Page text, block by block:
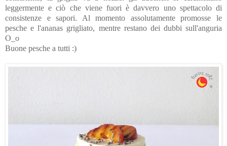
leggermente e ciò che viene fuori è davvero uno spettacolo di
consistenze e sapori. Al momento assolutamente promosse le
pesche e l'ananas grigliato, mentre restano dei dubbi sull'anguria
O_o
Buone pesche a tutti :)